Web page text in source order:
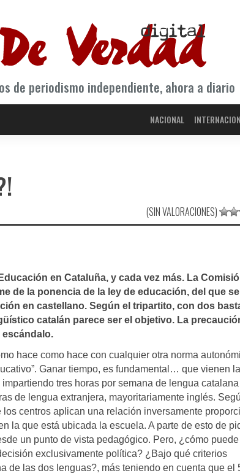
de periodismo independiente, ahora a diario
NACIONAL
(SIN VALORACIONES)
en Cataluña, y cada vez más. La
de la ponencia de la ley de educación, del que se
en castellano. Según el tripartito, con dos
catalán parece ser el objetivo. La
escándalo.
hace como hace con cualquier otra norma
Ganar tiempo, es fundamental… que vienen
tres horas por semana de lengua
de lengua extranjera, mayoritariamente inglés.
centros aplican una relación inversamente
la que está ubicada la escuela. A parte de esto de
un punto de vista pedagógico. Pero, ¿cómo
exclusivamente política? ¿Bajo qué criterios
de las dos lenguas?, más teniendo en cuenta que el